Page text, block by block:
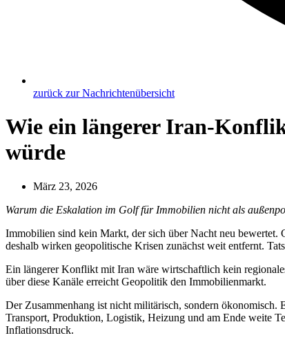
zurück zur Nachrichtenübersicht
Wie ein längerer Iran-
würde
März 23, 2026
Warum die Eskalation im Golf für Immobilien nicht als
Immobilien sind kein Markt, der sich über Nacht neu bewertet.
deshalb wirken geopolitische Krisen zunächst weit entfernt.
Ein längerer Konflikt mit Iran wäre wirtschaftlich kein
über diese Kanäle erreicht Geopolitik den Immobilienmarkt.
Der Zusammenhang ist nicht militärisch, sondern
Transport, Produktion, Logistik, Heizung und am Ende weite
Inflationsdruck.